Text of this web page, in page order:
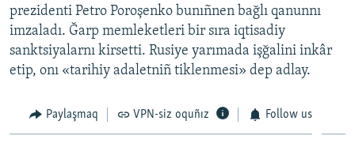
prezidenti Petro Poroşenko bunıñnen bağlı qanunnı
imzaladı. Ğarp memleketleri bir sıra iqtisadiy
sanktsiyalarnı kirsetti. Rusiye yarımada işğalini inkâr
etip, onı «tarihiy adaletniñ tiklenmesi» dep adlay.
Paylaşmaq VPN-siz oquñız Follow us